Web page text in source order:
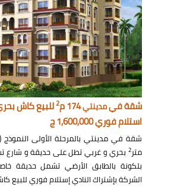
شقة فيمدينتي174 م 2للبيع كاش
استلام فوري 1,600,000 ج
شقة في مدينتي بالمرحلة الأولى
متر2
بلكونة بالطابق الأرضي تشمل حديقة خاصة 55
الشركة بإشتراك النادي إستلام فوري للبيع كاش 1,600,000